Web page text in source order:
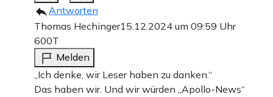
Antworten
Thomas Hechinger15.12.2024 um 09:59 Uhr
600T
Melden
„Ich denke, wir Leser haben zu danken.“
Das haben wir. Und wir würden „Apollo-News“